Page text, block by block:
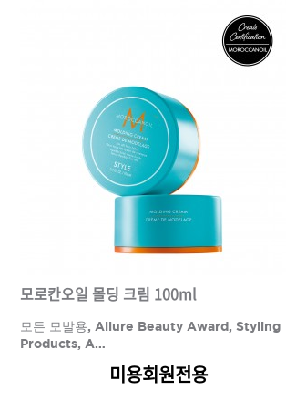
모로칸오일 몰딩 크림 100ml
모든 모발용, Allure Beauty Award, Styling
Products, A…
미용회원전용